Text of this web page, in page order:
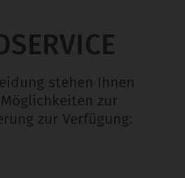
stehen Ihnen
zur
zur Verfügung: